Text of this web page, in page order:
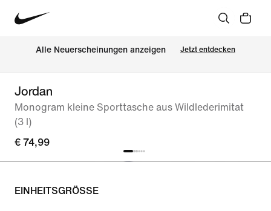
Alle Neuerscheinungen anzeigen Jetzt entdecken
Jordan
Monogram kleine Sporttasche aus Wildlederimitat
(3 l)
€ 74,99
EINHEITSGRÖSSE